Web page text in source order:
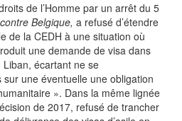
de l’Homme par un arrêt du 5
Belgique, a refusé d’étendre
de la CEDH à une situation où
une demande de visa dans
écartant ne se
une éventuelle une obligation
». Dans la même lignée
de 2017, refusé de trancher